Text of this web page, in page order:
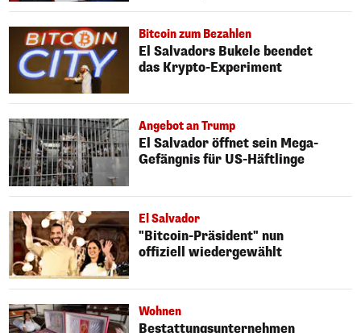
Bitcoin zum Bezahlen
El Salvadors Bukele beendet
das Krypto-Experiment
Angebot an Trump
El Salvador öffnet sein Mega-
Gefängnis für US-Häftlinge
El Salvador
"Bitcoin-Präsident" nun
offiziell wiedergewählt
Wohnen
Bestattungsunternehmen